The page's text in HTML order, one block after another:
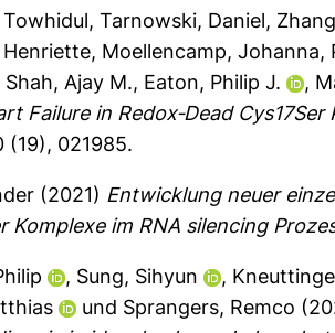
, Tarnowski, Daniel,
Henriette, Moellencamp, Johanna,
Shah, Ajay M., Eaton, Philip J. ,
Failure in Redox‐Dead Cys17Ser
(19), 021985.
(2021) Entwicklung neuer
Komplexe im RNA silencing
, Sung, Sihyun ,
und Sprangers, Remco